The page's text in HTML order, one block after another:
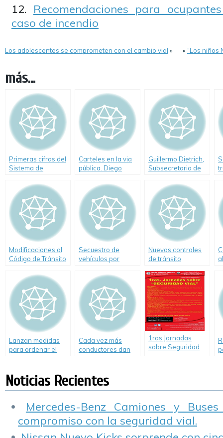
Recomendaciones para
caso de incendio
Los adolescentes se comprometen con el cambio vial » « “Los niños
más...
Primeras cifras del
Sistema de
Permanente de
Conductores
Carteles en la via
pública. Diego
Guillermo Dietrich,
Subsecretario de
Gobierno de la
Ciudad habla sobre
Seguridad Vial
Modificaciones al
Código de Tránsito
Ciudad de Buenos
Aires
Secuestro de
vehículos por
velocidad
Nuevos controles
de tránsito
Lanzan medidas
para ordenar el
Cada vez más
conductores dan
1ras Jornadas
sobre Seguridad
Noticias Recientes
Mercedes-Benz Camiones y
compromiso con la seguridad vial.